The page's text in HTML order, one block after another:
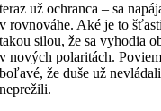
teraz už ochranca – sa
v rovnováhe. Aké je to
takou silou, že sa vyhodia
v nových polaritách.
boľavé, že duše už
neprežili.